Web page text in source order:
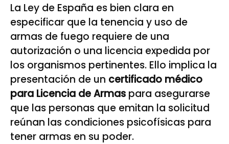
La Ley de España es bien clara en
especificar que la tenencia y uso de
armas de fuego requiere de una
autorización o una licencia expedida por
los organismos pertinentes. Ello implica la
presentación de un certificado médico
para Licencia de Armas para asegurarse
que las personas que emitan la solicitud
reúnan las condiciones psicofísicas para
tener armas en su poder.